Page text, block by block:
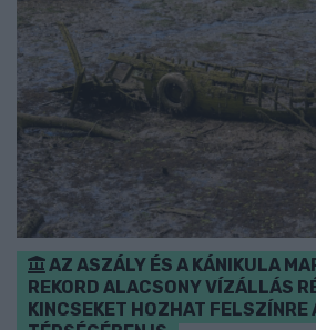
AZ ASZÁLY ÉS A KÁNIKULA
REKORD ALACSONY VÍZÁLLÁS
KINCSEKET HOZHAT FELSZÍNRE